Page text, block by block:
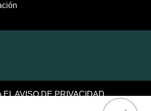
EL AVISO DE PRIVACIDAD